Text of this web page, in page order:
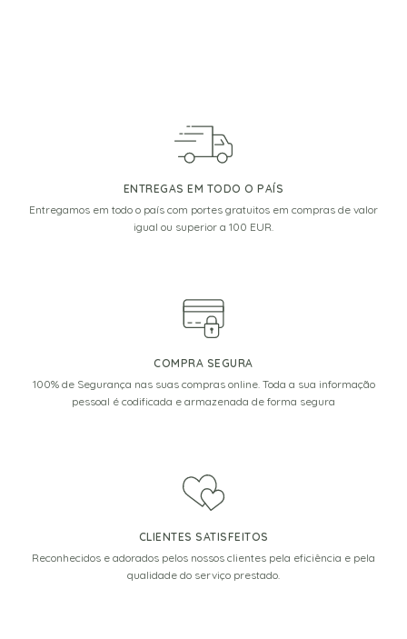
ENTREGAS EM TODO O PAÍS
Entregamos em todo o país com portes gratuitos em compras de valor
igual ou superior a 100 EUR.
COMPRA SEGURA
100% de Segurança nas suas compras online. Toda a sua informação
pessoal é codificada e armazenada de forma segura
CLIENTES SATISFEITOS
Reconhecidos e adorados pelos nossos clientes pela eficiência e pela
qualidade do serviço prestado.